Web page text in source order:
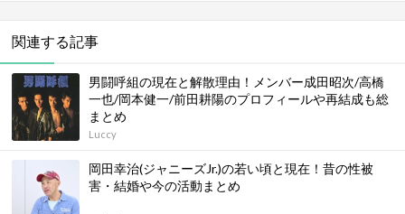
関連する記事
男闘呼組の現在と解散理由！メンバー成田昭次/高橋
一也/岡本健一/前田耕陽のプロフィールや再結成も総
まとめ
Luccy
岡田幸治(ジャニーズJr.)の若い頃と現在！昔の性被
害・結婚や今の活動まとめ